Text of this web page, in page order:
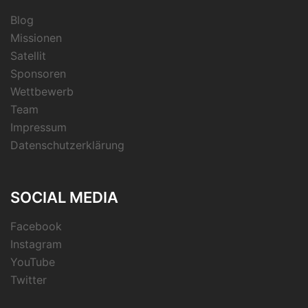
Blog
Missionen
Satellit
Sponsoren
Wettbewerb
Team
Impressum
Datenschutzerklärung
SOCIAL MEDIA
Facebook
Instagram
YouTube
Twitter